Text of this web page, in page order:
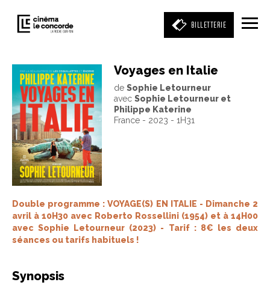
BILLETTERIE
Entrez votre mot clé
(film, réalisateur, acteur, événement)
Voyages en Italie
de Sophie Letourneur
avec Sophie Letourneur et
Philippe Katerine
France - 2023 - 1H31
Double programme : VOYAGE(S) EN ITALIE - Dimanche 2
avril à 10H30 avec Roberto Rossellini (1954) et à 14H00
avec Sophie Letourneur (2023) - Tarif : 8€ les deux
séances ou tarifs habituels !
Synopsis